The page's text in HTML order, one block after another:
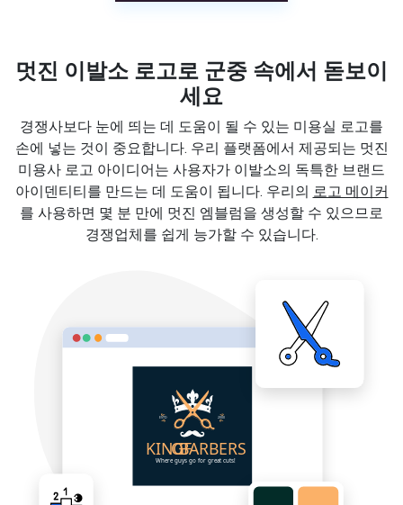
멋진 이발소 로고로 군중 속에서 돋보이
세요
경쟁사보다 눈에 띄는 데 도움이 될 수 있는 미용실 로고를
손에 넣는 것이 중요합니다. 우리 플랫폼에서 제공되는 멋진
미용사 로고 아이디어는 사용자가 이발소의 독특한 브랜드
아이덴티티를 만드는 데 도움이 됩니다. 우리의 로고 메이커
를 사용하면 몇 분 만에 멋진 엠블럼을 생성할 수 있으므로
경쟁업체를 쉽게 능가할 수 있습니다.